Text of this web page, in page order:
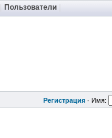
Пользователи
Регистрация · Имя: